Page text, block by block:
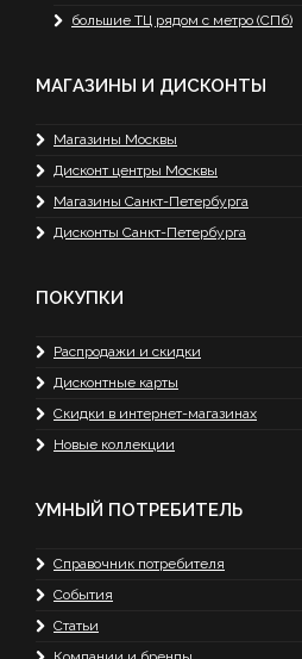
большие ТЦ рядом с метро (СПб)
МАГАЗИНЫ И ДИСКОНТЫ
Магазины Москвы
Дисконт центры Москвы
Магазины Санкт-Петербурга
Дисконты Санкт-Петербурга
ПОКУПКИ
Распродажи и скидки
Дисконтные карты
Скидки в интернет-магазинах
Новые коллекции
УМНЫЙ ПОТРЕБИТЕЛЬ
Справочник потребителя
События
Статьи